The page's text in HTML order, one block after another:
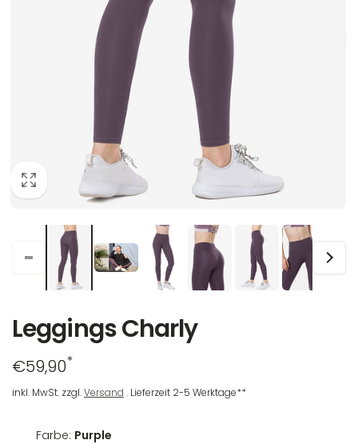
Leggings Charly
Regulärer
Preis
€59,90*
inkl. MwSt. zzgl.Versand . Lieferzeit 2-5 Werktage**
Farbe: Purple